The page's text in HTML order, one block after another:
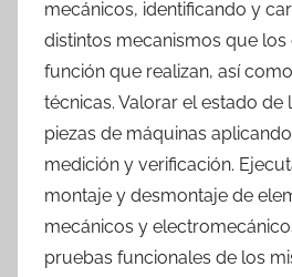
mecánicos, identificando y
distintos mecanismos que los
función que realizan, así
técnicas. Valorar el estado de
piezas de máquinas
medición y verificación.
montaje y desmontaje de
mecánicos y
pruebas funcionales de los